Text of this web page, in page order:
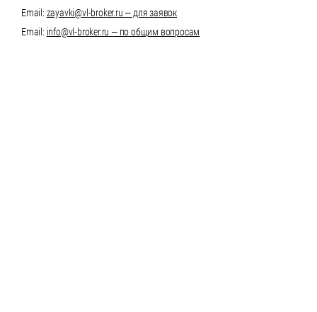
Email: zayavki@vl-broker.ru — для заявок
Email: info@vl-broker.ru — по общим вопросам